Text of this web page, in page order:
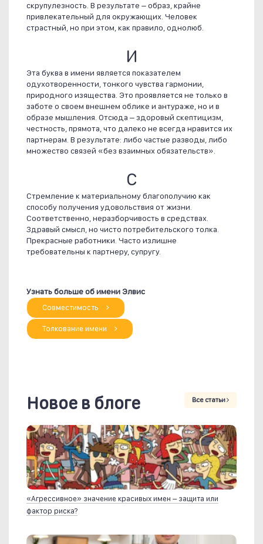
скрупулезность. В результате – образ, крайне
привлекательный для окружающих. Человек
страстный, но при этом, как правило, однолюб.
И
Эта буква в имени является показателем
одухотворенности, тонкого чувства гармонии,
природного изящества. Это проявляется не только в
заботе о своем внешнем облике и антураже, но и в
образе мышления. Отсюда – здоровый скептицизм,
честность, прямота, что далеко не всегда нравится их
партнерам. В результате: либо частые разводы, либо
множество связей «без взаимных обязательств».
С
Стремление к материальному благополучию как
способу получения удовольствия от жизни.
Соответственно, неразборчивость в средствах.
Здравый смысл, но чисто потребительского толка.
Прекрасные работники. Часто излишне
требовательны к партнеру, супругу.
Узнать больше об имени Элвис
Совместимость
Толкование имени
Новое в блоге Все статьи
«Агрессивное» значение красивых имен – защита или
фактор риска?